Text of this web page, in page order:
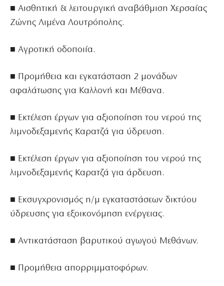
■ Αισθητική & λειτουργική αναβάθμιση Χερσαίας
Ζώνης Λιμένα Λουτρόπολης.
■ Αγροτική οδοποιία.
■ Προμήθεια και εγκατάσταση 2 μονάδων
αφαλάτωσης για Καλλονή και Μέθανα.
■ Εκτέλεση έργων για αξιοποίηση του νερού της
λιμνοδεξαμενής Καρατζά για ύδρευση.
■ Εκτέλεση έργων για αξιοποίηση του νερού της
λιμνοδεξαμενής Καρατζά για άρδευση.
■ Εκσυγχρονισμός η/μ εγκαταστάσεων δικτύου
ύδρευσης για εξοικονόμηση ενέργειας.
■ Αντικατάσταση βαρυτικού αγωγού Μεθάνων.
■ Προμήθεια απορριμματοφόρων.